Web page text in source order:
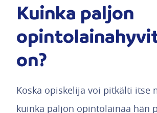
Kuinka paljon
on?
Koska opiskelija voi pitkälti itse
kuinka paljon opintolainaa hän